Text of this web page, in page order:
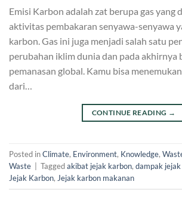
Emisi Karbon adalah zat berupa gas yang
aktivitas pembakaran senyawa-senyawa
karbon. Gas ini juga menjadi salah satu
perubahan iklim dunia dan pada akhirnya
pemanasan global. Kamu bisa
dari…
CONTINUE READING →
Posted inClimate, Environment, Knowledge,
Waste
Taggedakibat jejak karbon, dampak
Jejak Karbon, Jejak karbon makanan